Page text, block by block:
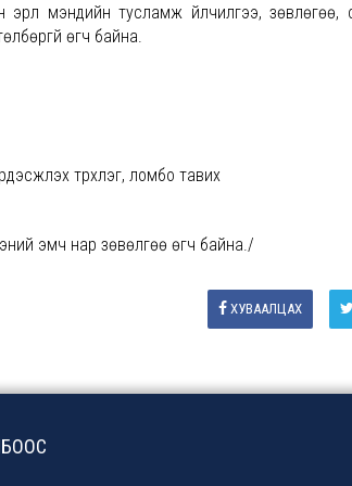
мэндийн тусламж үйлчилгээ, зөвлөгөө,
өгч байна.
түрхлэг, ломбо тавих
эмч нар зөвөлгөө өгч байна./
ХУВААЛЦАХ